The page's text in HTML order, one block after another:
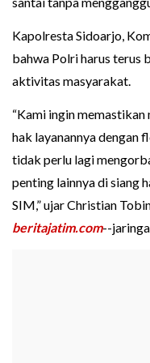
Kapolresta Sidoarjo,
bahwa Polri harus terus
aktivitas masyarakat.
“Kami ingin
hak layanannya dengan
tidak perlu lagi
penting lainnya di siang
SIM,” ujar Christian
beritajatim.com--